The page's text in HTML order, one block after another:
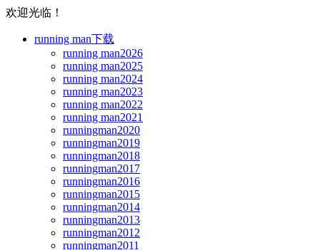
欢迎光临！
running man下载
running man2026
running man2025
running man2024
running man2023
running man2022
running man2021
runningman2020
runningman2019
runningman2018
runningman2017
runningman2016
runningman2015
runningman2014
runningman2013
runningman2012
runningman2011